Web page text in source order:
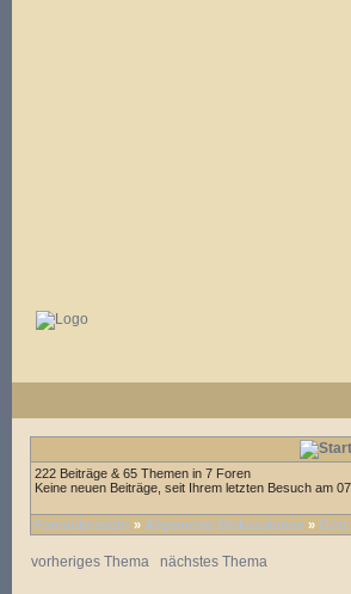
222 Beiträge & 65 Themen in 7 Foren
Keine neuen Beiträge, seit Ihrem letzten Besuch am
Forenübersicht » Allgemeine Diskussionen » Gott
vorheriges Thema nächstes Thema